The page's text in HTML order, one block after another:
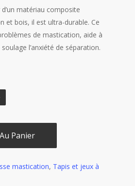
matériau composite
et bois, il est ultra-durable. Ce
de mastication, aide à
l’anxiété de séparation.
Panier
mastication, Tapis et jeux à